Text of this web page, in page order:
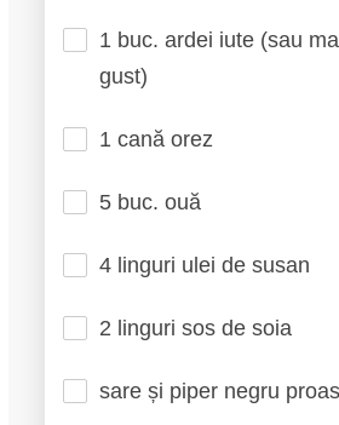
1 buc. ardei iute (sau
gust)
1 cană orez
5 buc. ouă
4 linguri ulei de susan
2 linguri sos de soia
sare și piper negru